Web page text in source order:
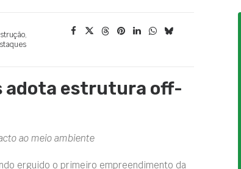
,
adota estrutura off-
ao meio ambiente
erguido o primeiro empreendimento da